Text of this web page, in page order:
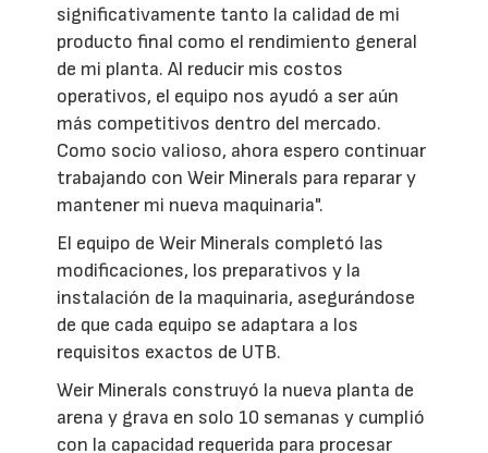
significativamente tanto la calidad de mi
producto final como el rendimiento general
de mi planta. Al reducir mis costos
operativos, el equipo nos ayudó a ser aún
más competitivos dentro del mercado.
Como socio valioso, ahora espero continuar
trabajando con Weir Minerals para reparar y
mantener mi nueva maquinaria".
El equipo de Weir Minerals completó las
modificaciones, los preparativos y la
instalación de la maquinaria, asegurándose
de que cada equipo se adaptara a los
requisitos exactos de UTB.
Weir Minerals construyó la nueva planta de
arena y grava en solo 10 semanas y cumplió
con la capacidad requerida para procesar